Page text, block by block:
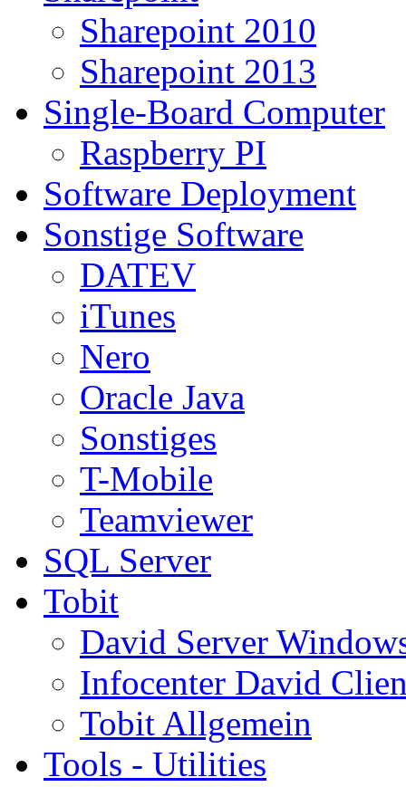
Sharepoint 2010
Sharepoint 2013
Single-Board Computer
Raspberry PI
Software Deployment
Sonstige Software
DATEV
iTunes
Nero
Oracle Java
Sonstiges
T-Mobile
Teamviewer
SQL Server
Tobit
David Server
Infocenter David
Tobit Allgemein
Tools - Utilities